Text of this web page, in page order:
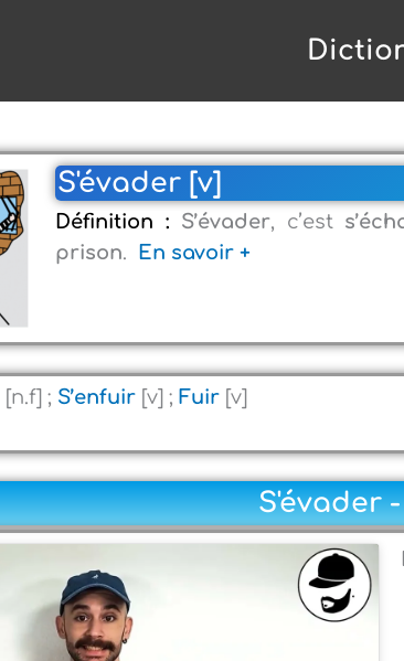
S'évader [v]
Définition : S’évader, c’est
prison. En savoir +
[n.f] ; S’enfuir [v] ; Fuir [v]
S'évader